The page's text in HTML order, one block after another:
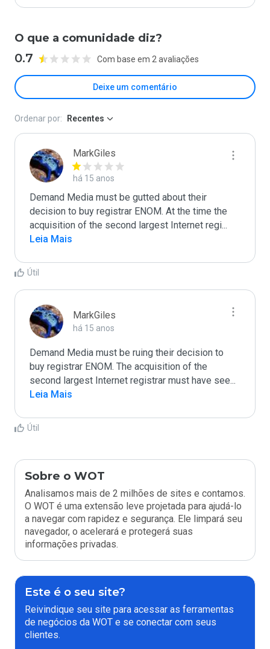
O que a comunidade diz?
0.7 Com base em 2 avaliações
Deixe um comentário
Ordenar por: Recentes
MarkGiles
há 15 anos
Demand Media must be gutted about their
decision to buy registrar ENOM. At the time the
acquisition of the second largest Internet regi...
Leia Mais
Útil
MarkGiles
há 15 anos
Demand Media must be ruing their decision to
buy registrar ENOM. The acquisition of the
second largest Internet registrar must have see...
Leia Mais
Útil
Sobre o WOT
Analisamos mais de 2 milhões de sites e contamos.
O WOT é uma extensão leve projetada para ajudá-lo
a navegar com rapidez e segurança. Ele limpará seu
navegador, o acelerará e protegerá suas
informações privadas.
Este é o seu site?
Reivindique seu site para acessar as ferramentas
de negócios da WOT e se conectar com seus
clientes.